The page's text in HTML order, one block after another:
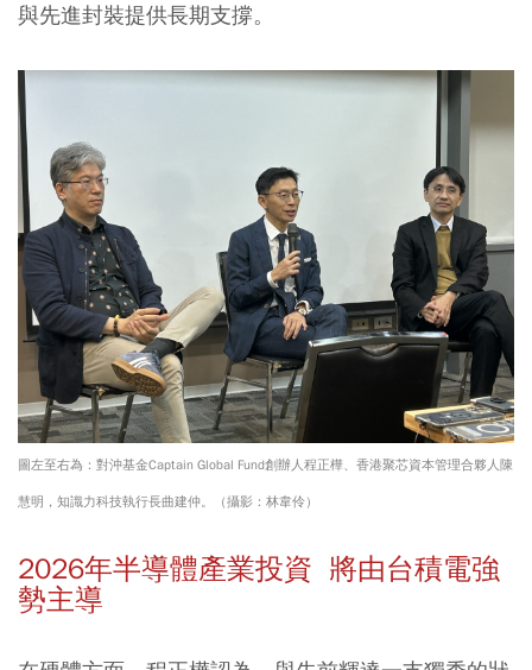
與先進封裝提供長期支撐。
圖左至右為：對沖基金Captain Global Fund創辦人程正樺、香港聚芯資本管理合夥人陳
慧明，知識力科技執行長曲建仲。（攝影：林韋伶）
2026年半導體產業投資 將由台積電強
勢主導